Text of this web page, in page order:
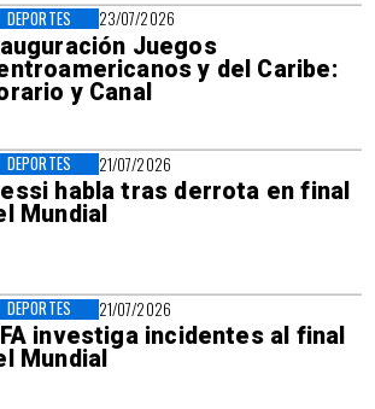
23/07/2026
Juegos
y del Caribe:
y Canal
DEPORTES
21/07/2026
habla tras derrota en final
Mundial
DEPORTES
21/07/2026
investiga incidentes al final
Mundial
DEPORTES